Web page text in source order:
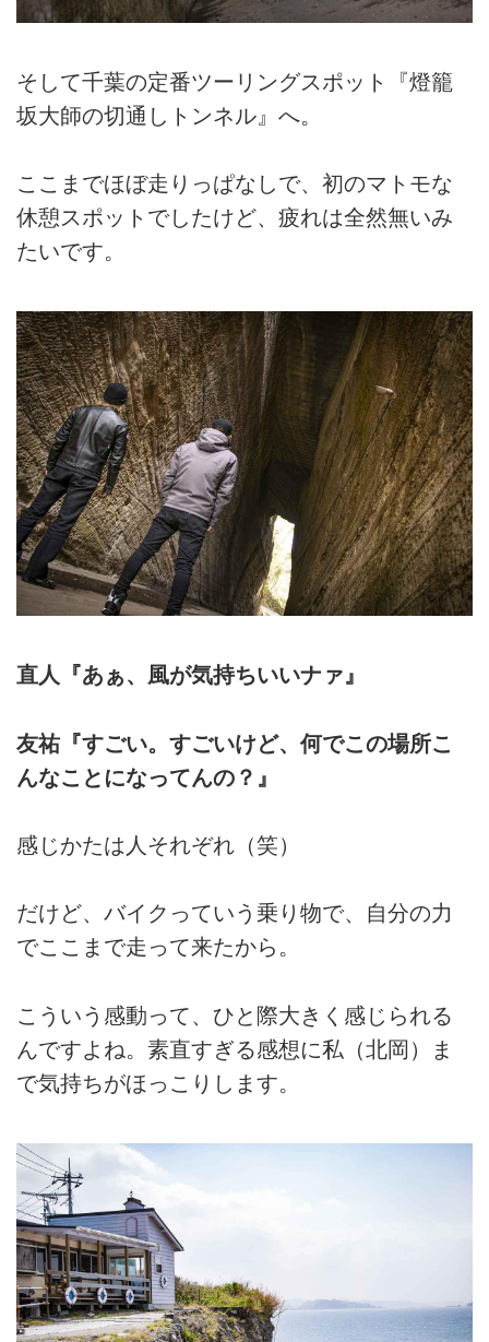
そして千葉の定番ツーリングスポット『燈籠
坂大師の切通しトンネル』へ。
ここまでほぼ走りっぱなしで、初のマトモな
休憩スポットでしたけど、疲れは全然無いみ
たいです。
直人『あぁ、風が気持ちいいナァ』
友祐『すごい。すごいけど、何でこの場所こ
んなことになってんの？』
感じかたは人それぞれ（笑）
だけど、バイクっていう乗り物で、自分の力
でここまで走って来たから。
こういう感動って、ひと際大きく感じられる
んですよね。素直すぎる感想に私（北岡）ま
で気持ちがほっこりします。